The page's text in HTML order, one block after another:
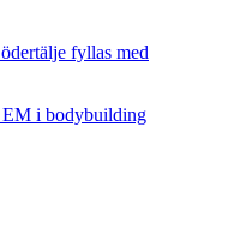
EM i bodybuilding